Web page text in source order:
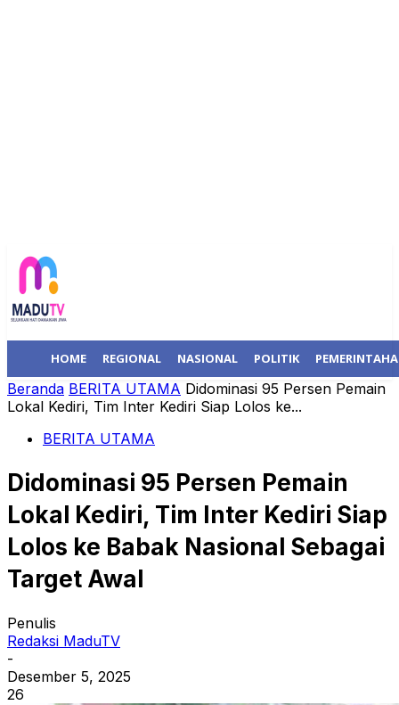
HOME REGIONAL NASIONAL POLITIK
Beranda BERITA UTAMA Didominasi 95 Persen Pemain
Lokal Kediri, Tim Inter Kediri Siap Lolos ke...
BERITA UTAMA
Didominasi 95 Persen Pemain
Lokal Kediri, Tim Inter Kediri Siap
Lolos ke Babak Nasional Sebagai
Target Awal
Penulis
Redaksi MaduTV
-
Desember 5, 2025
26